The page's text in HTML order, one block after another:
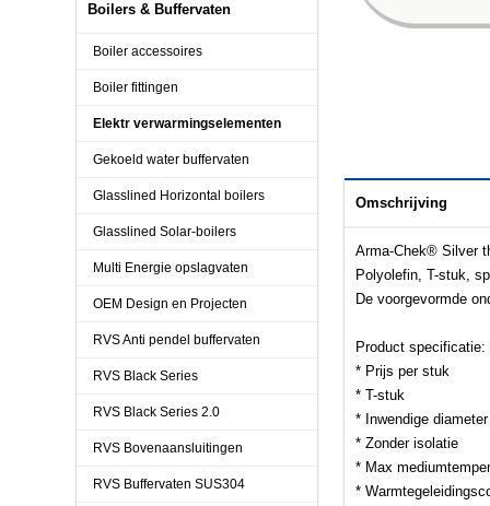
Boilers & Buffervaten
Boiler accessoires
Boiler fittingen
Elektr verwarmingselementen
Gekoeld water buffervaten
Glasslined Horizontal boilers
Glasslined Solar-boilers
Multi Energie opslagvaten
OEM Design en Projecten
RVS Anti pendel buffervaten
RVS Black Series
RVS Black Series 2.0
RVS Bovenaansluitingen
RVS Buffervaten SUS304
Omschrijving
Arma-Chek® Silver
Polyolefin, T-stuk,
De voorgevormde
Product specificatie:
* Prijs per stuk
* T-stuk
* Inwendige
* Zonder isolatie
* Max
*